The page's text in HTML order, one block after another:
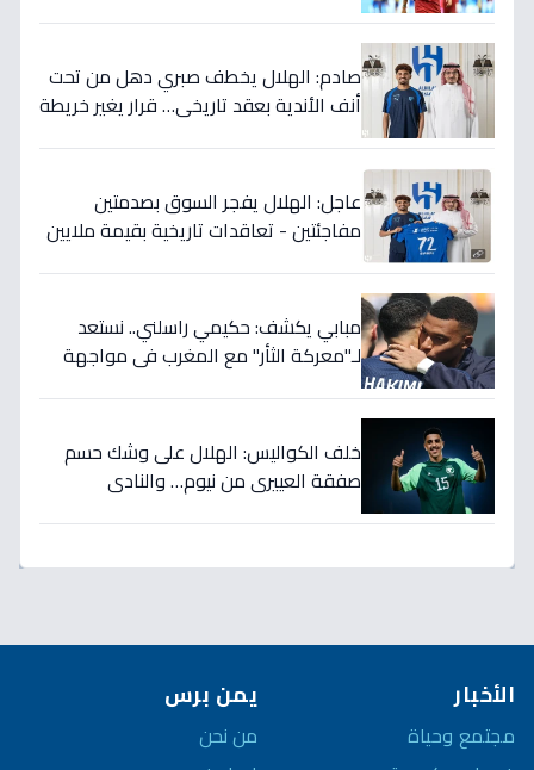
صادم: الهلال يخطف صبري دهل من تحت
أنف الأندية بعقد تاريخي… قرار يغير خريطة
عاجل: الهلال يفجر السوق بصدمتين
مفاجئتين - تعاقدات تاريخية بقيمة ملايين
مبابي يكشف: حكيمي راسلني.. نستعد
لـ"معركة الثأر" مع المغرب في مواجهة
خلف الكواليس: الهلال على وشك حسم
صفقة العييري من نيوم… والنادي
الأخبار
مجتمع وحياة
يمن برس
من نحن